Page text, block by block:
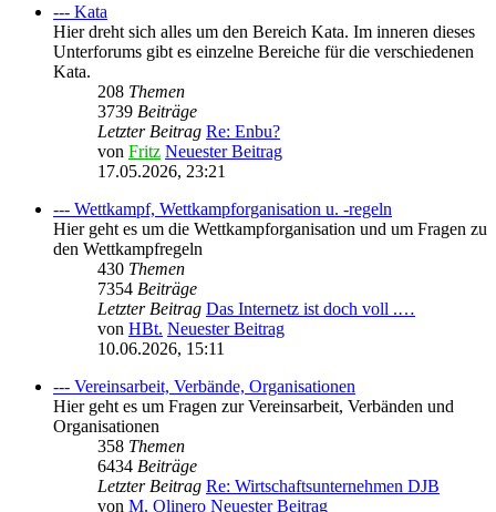
--- Kata
Hier dreht sich alles um den Bereich Kata. Im inneren dieses
Unterforums gibt es einzelne Bereiche für die verschiedenen
Kata.
208 Themen
3739 Beiträge
Letzter Beitrag Re: Enbu?
von Fritz Neuester Beitrag
17.05.2026, 23:21
--- Wettkampf, Wettkampforganisation u. -regeln
Hier geht es um die Wettkampforganisation und um Fragen zu
den Wettkampfregeln
430 Themen
7354 Beiträge
Letzter Beitrag Das Internetz ist doch voll .…
von HBt. Neuester Beitrag
10.06.2026, 15:11
--- Vereinsarbeit, Verbände, Organisationen
Hier geht es um Fragen zur Vereinsarbeit, Verbänden und
Organisationen
358 Themen
6434 Beiträge
Letzter Beitrag Re: Wirtschaftsunternehmen DJB
von M. Olinero Neuester Beitrag